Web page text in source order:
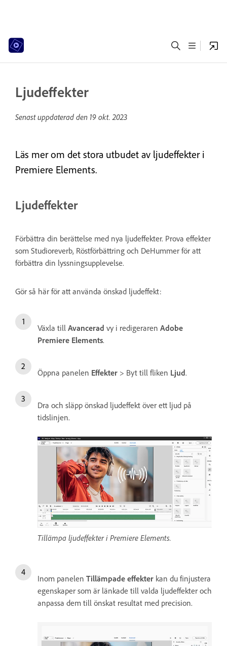
Ljudeffekter
Senast uppdaterad den 19 okt. 2023
Läs mer om det stora utbudet av ljudeffekter i
Premiere Elements.
Ljudeffekter
Förbättra din berättelse med nya ljudeffekter. Prova effekter
som Studioreverb, Röstförbättring och DeHummer för att
förbättra din lyssningsupplevelse.
Gör så här för att använda önskad ljudeffekt:
Växla till Avancerad vy i redigeraren Adobe
Premiere Elements.
Öppna panelen Effekter > Byt till fliken Ljud.
Dra och släpp önskad ljudeffekt över ett ljud på
tidslinjen.
Tillämpa ljudeffekter i Premiere Elements.
Inom panelen Tillämpade effekter kan du finjustera
egenskaper som är länkade till valda ljudeffekter och
anpassa dem till önskat resultat med precision.